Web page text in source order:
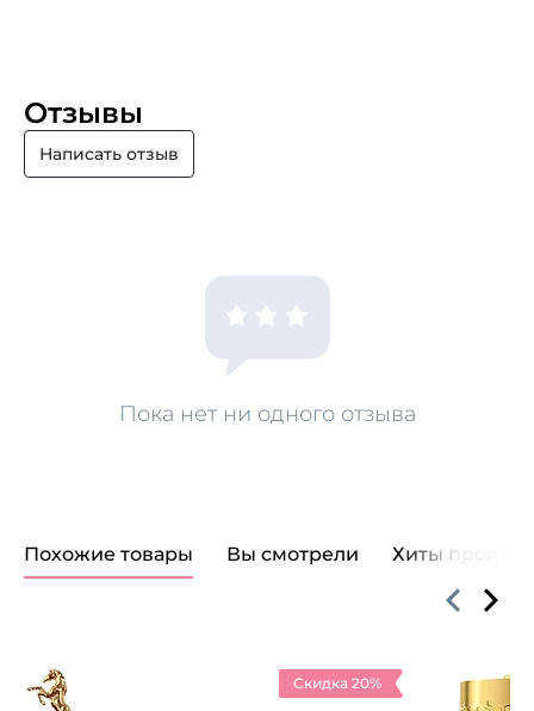
Отзывы
Написать отзыв
Пока нет ни одного отзыва
Похожие товары Вы смотрели Хиты продаж
Скидка 20%